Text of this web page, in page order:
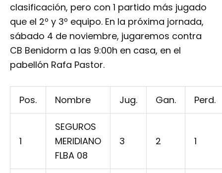
clasificación, pero con 1 partido más jugado
que el 2º y 3º equipo. En la próxima jornada,
sábado 4 de noviembre, jugaremos contra
CB Benidorm a las 9:00h en casa, en el
pabellón Rafa Pastor.
Pos. Nombre Jug. Gan. Perd.
1
SEGUROS
MERIDIANO
FLBA 08
3 2 1